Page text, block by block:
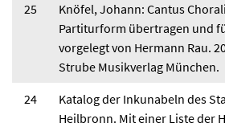
25
Knöfel, Johann: Cantus
Partiturform übertragen und
vorgelegt von Hermann Rau.
Strube Musikverlag München.
24
Katalog der Inkunabeln des
Heilbronn. Mit einer Liste der